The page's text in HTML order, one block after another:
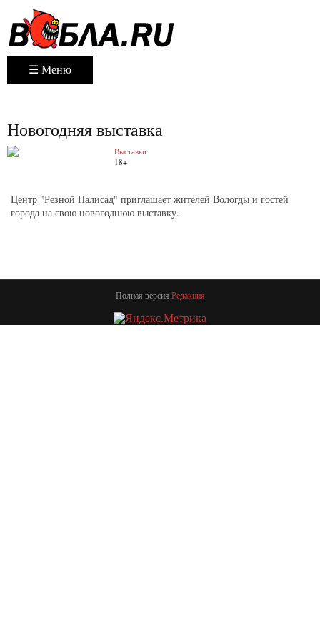
☰ Меню
Новогодняя выставка
Выставки
18+
Центр "Резной Палисад" приглашает жителей Вологды и гостей
города на свою новогоднюю выставку.
Полная версия Редакция